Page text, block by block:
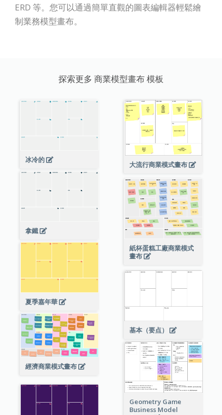
ERD 等。您可以通過簡單直觀的圖表編輯器輕鬆繪
制業務模型畫布。
探索更多 商業模型畫布 模板
冰冷的
大流行商業模式畫布
拿鐵
紙杯蛋糕工廠商業模式
畫布
夏季嘉年華
基本（要点）
經濟商業模式畫布
Geometry Game
Business Model